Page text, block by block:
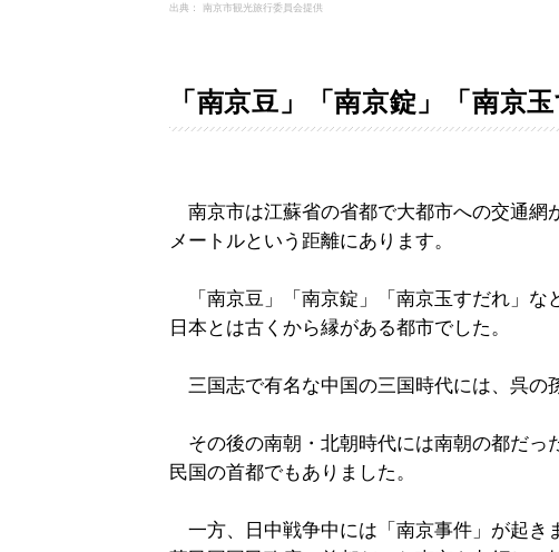
出典： 南京市観光旅行委員会提供
「南京豆」「南京錠」「南京玉
南京市は江蘇省の省都で大都市への交通網
メートルという距離にあります。
「南京豆」「南京錠」「南京玉すだれ」な
日本とは古くから縁がある都市でした。
三国志で有名な中国の三国時代には、呉の
その後の南朝・北朝時代には南朝の都だっ
民国の首都でもありました。
一方、日中戦争中には「南京事件」が起き